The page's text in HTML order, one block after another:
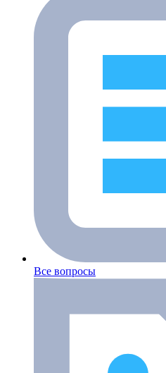
Все вопросы